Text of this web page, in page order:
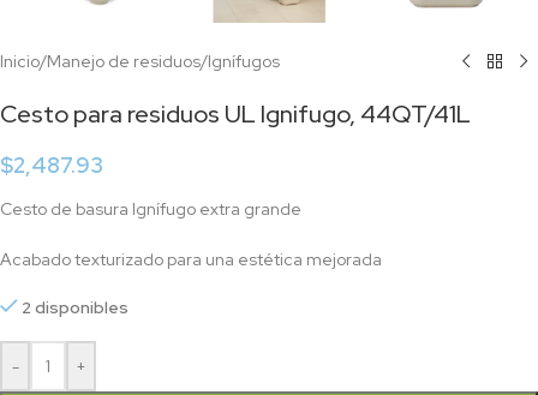
Inicio/Manejo de residuos/Ignífugos
Cesto para residuos UL Ignifugo, 44QT/41L
$2,487.93
Cesto de basura Ignífugo extra grande
Acabado texturizado para una estética mejorada
2 disponibles
- +